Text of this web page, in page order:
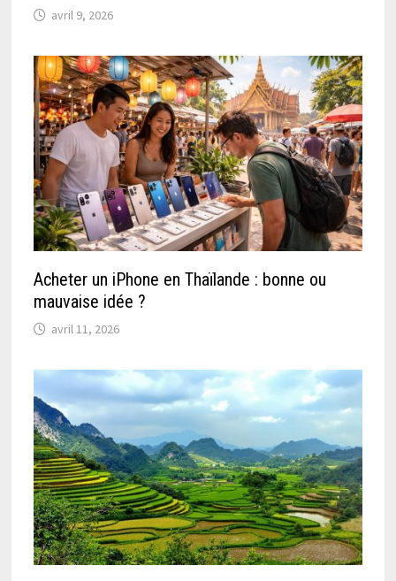
avril 9, 2026
Acheter un iPhone en Thaïlande : bonne ou
mauvaise idée ?
avril 11, 2026